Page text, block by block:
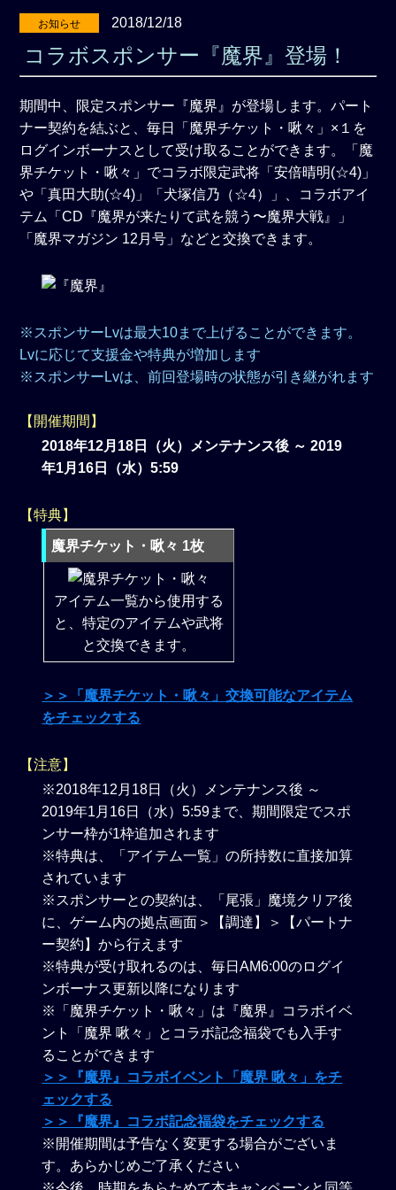
お知らせ 2018/12/18
コラボスポンサー『魔界』登場！
期間中、限定スポンサー『魔界』が登場します。パート
ナー契約を結ぶと、毎日「魔界チケット・啾々」×１を
ログインボーナスとして受け取ることができます。「魔
界チケット・啾々」でコラボ限定武将「安倍晴明(☆4)」
や「真田大助(☆4)」「犬塚信乃（☆4）」、コラボアイ
テム「CD『魔界が来たりて武を競う〜魔界大戦』」
「魔界マガジン 12月号」などと交換できます。
※スポンサーLvは最大10まで上げることができます。
Lvに応じて支援金や特典が増加します
※スポンサーLvは、前回登場時の状態が引き継がれます
【開催期間】
2018年12月18日（火）メンテナンス後 ～ 2019
年1月16日（水）5:59
【特典】
魔界チケット・啾々 1枚
アイテム一覧から使用する
と、特定のアイテムや武将
と交換できます。
＞＞「魔界チケット・啾々」交換可能なアイテム
をチェックする
【注意】
※2018年12月18日（火）メンテナンス後 ～
2019年1月16日（水）5:59まで、期間限定でスポ
ンサー枠が1枠追加されます
※特典は、「アイテム一覧」の所持数に直接加算
されています
※スポンサーとの契約は、「尾張」魔境クリア後
に、ゲーム内の拠点画面＞【調達】＞【パートナ
ー契約】から行えます
※特典が受け取れるのは、毎日AM6:00のログイ
ンボーナス更新以降になります
※「魔界チケット・啾々」は『魔界』コラボイベ
ント「魔界 啾々」とコラボ記念福袋でも入手す
ることができます
＞＞『魔界』コラボイベント「魔界 啾々」をチ
ェックする
＞＞『魔界』コラボ記念福袋をチェックする
※開催期間は予告なく変更する場合がございま
す。あらかじめご了承ください